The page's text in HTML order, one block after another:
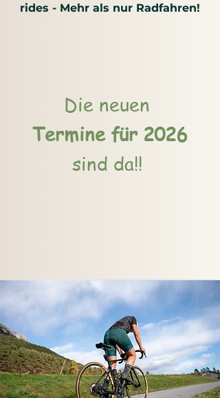
rides - Mehr als nur Radfahren!
Die neuen
Termine für 2026
sind da!!